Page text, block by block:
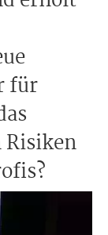
für
Risiken